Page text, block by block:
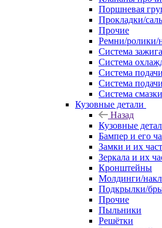
Поршневая
Прокладки/
Прочие
Ремни/ролики/
Система
Система
Система
Система
Система смазки
Кузовные детали
Назад
Кузовные
Бампер и его
Замки и их
Зеркала и их
Кронштейны
Молдинги/
Подкрылки/
Прочие
Пыльники
Решётки